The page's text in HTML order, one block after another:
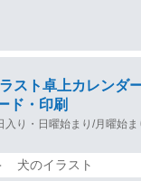
スト卓上カレンダ
ド・印刷
り・日曜始まり/月曜始ま
犬のイラスト